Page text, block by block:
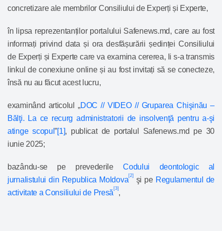
concretizare ale membrilor Consiliului de Experți și Experte,
în lipsa reprezentanților portalului Safenews.md, care au fost
informați privind data și ora desfășurării ședinței Consiliului
de Experți și Experte care va examina cererea, li s-a transmis
linkul de conexiune online și au fost invitați să se conecteze,
însă nu au făcut acest lucru,
examinând articolul „DOC // VIDEO // Gruparea Chişinău –
Bălţi. La ce recurg administratorii de insolvenţă pentru a-şi
atinge scopul”[1], publicat de portalul Safenews.md pe 30
iunie 2025;
bazându-se pe prevederileCodului deontologic al
jurnalistului din Republica Moldova[2] şi pe Regulamentul de
activitate a Consiliului de Presă[3] ,